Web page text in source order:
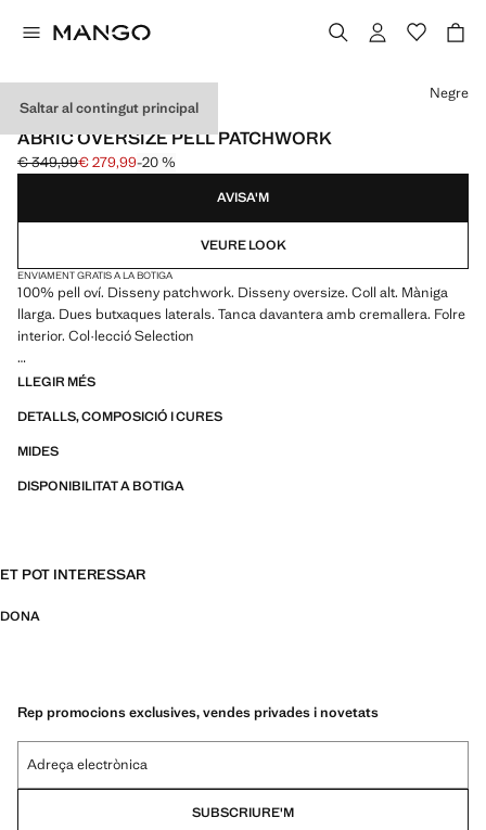
Saltar al contingut principal
SELECTION / PELL
ABRIC OVERSIZE PELL PATCHWORK
Preu inicial ratllat [€ 349,99 ]
€ 349,99
Preu actual [€ 279,99 ]
€ 279,99-20 %
Selecciona un color
Negre
AVISA'M
VEURE LOOK
ENVIAMENT GRATIS A LA BOTIGA
100% pell oví. Disseny patchwork. Disseny oversize. Coll alt. Màniga
llarga. Dues butxaques laterals. Tanca davantera amb cremallera. Folre
interior. Col·lecció Selection
Una selecció de peces refinades, confeccionades amb teixits de
LLEGIR MÉS
DETALLS, COMPOSICIÓ I CURES
MIDES
DISPONIBILITAT A BOTIGA
ET POT INTERESSAR
DONA
Rep promocions exclusives, vendes privades i novetats
Adreça electrònica
SUBSCRIURE'M